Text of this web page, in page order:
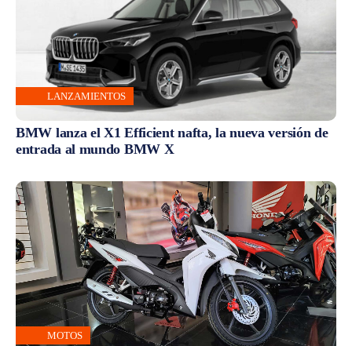
MOTOS
Honda dominó el ranking de ventas de motos en julio
en 2026